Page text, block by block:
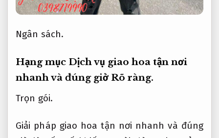
Ngân sách.
Hạng mục Dịch vụ giao hoa tận nơi
nhanh và đúng giờ Rõ ràng.
Trọn gói.
Giải pháp giao hoa tận nơi nhanh và đúng